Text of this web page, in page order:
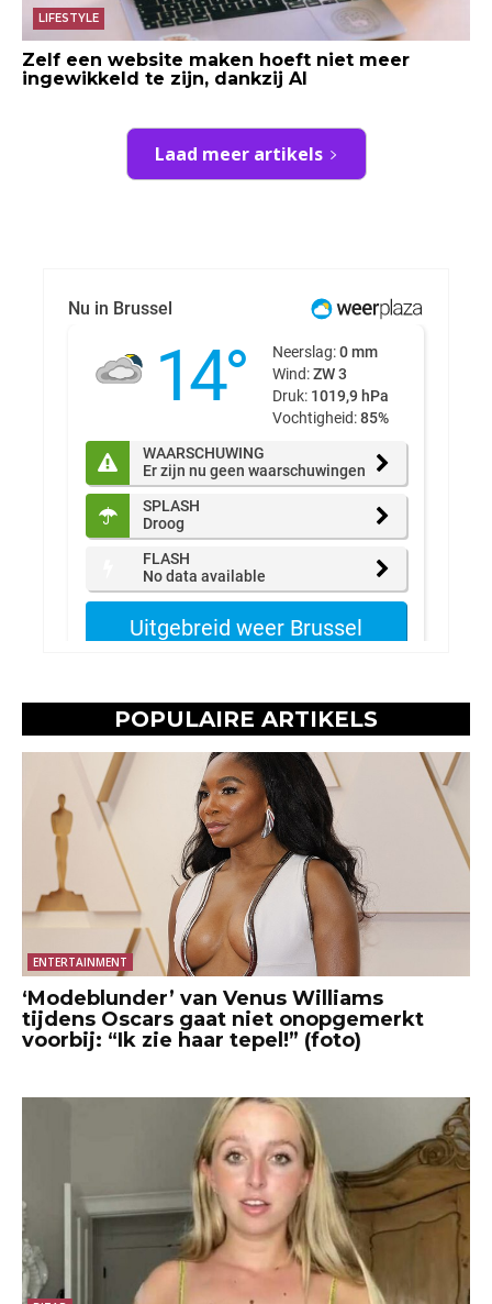
LIFESTYLE
Zelf een website maken hoeft niet meer
ingewikkeld te zijn, dankzij AI
Laad meer artikels
POPULAIRE ARTIKELS
ENTERTAINMENT
‘Modeblunder’ van Venus Williams
tijdens Oscars gaat niet onopgemerkt
voorbij: “Ik zie haar tepel!” (foto)